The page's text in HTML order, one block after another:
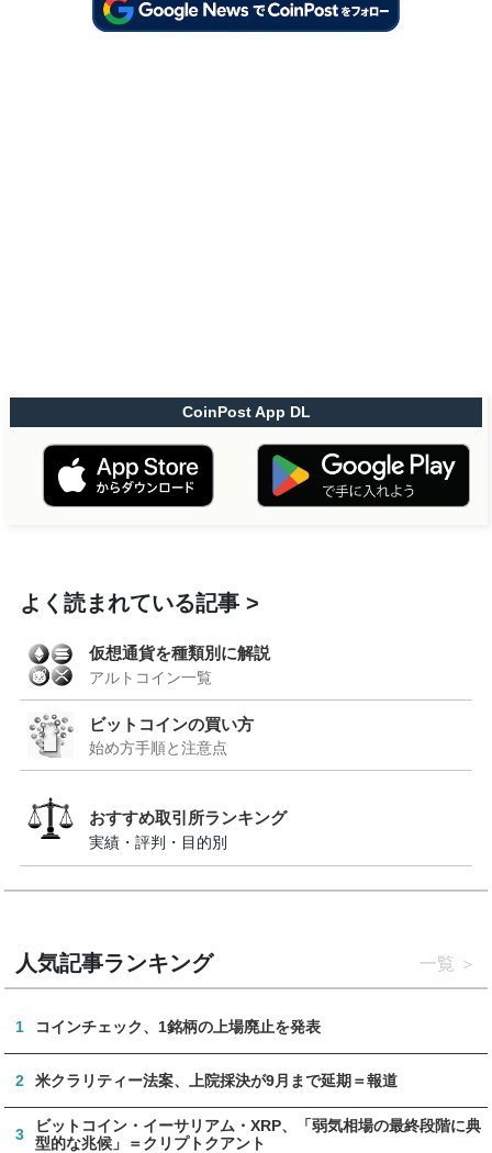
CoinPost App DL
よく読まれている記事
仮想通貨を種類別に解説
アルトコイン一覧
ビットコインの買い方
始め方手順と注意点
おすすめ取引所ランキング
実績・評判・目的別
人気記事ランキング 一覧
1 コインチェック、1銘柄の上場廃止を発表
2 米クラリティー法案、上院採決が9月まで延期＝報道
3
ビットコイン・イーサリアム・XRP、「弱気相場の最終段階に典
型的な兆候」＝クリプトクアント